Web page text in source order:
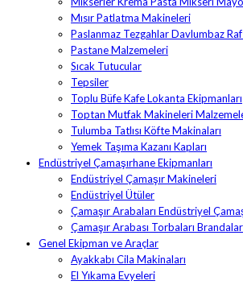
Mısır Patlatma Makineleri
Paslanmaz Tezgahlar Davlumbaz
Pastane Malzemeleri
Sıcak Tutucular
Tepsiler
Toplu Büfe Kafe Lokanta Ekipmanları
Toptan Mutfak Makineleri
Tulumba Tatlısı Köfte Makinaları
Yemek Taşıma Kazanı Kapları
Endüstriyel Çamaşırhane Ekipmanları
Endüstriyel Çamaşır Makineleri
Endüstriyel Ütüler
Çamaşır Arabaları Endüstriyel
Çamaşır Arabası Torbaları
Genel Ekipman ve Araçlar
Ayakkabı Cila Makinaları
El Yıkama Evyeleri